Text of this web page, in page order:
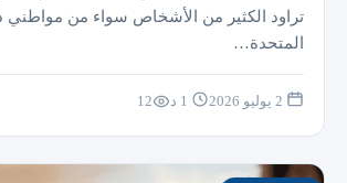
تراود الكثير من الأشخاص سواء من مواطني
المتحدة…
12